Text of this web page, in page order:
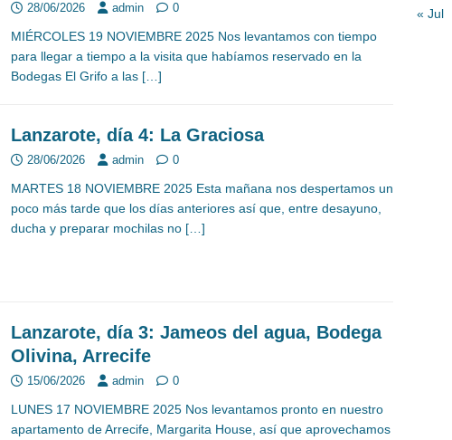
28/06/2026 admin 0
MIÉRCOLES 19 NOVIEMBRE 2025 Nos levantamos con tiempo
para llegar a tiempo a la visita que habíamos reservado en la
Bodegas El Grifo a las […]
Lanzarote, día 4: La Graciosa
28/06/2026 admin 0
MARTES 18 NOVIEMBRE 2025 Esta mañana nos despertamos un
poco más tarde que los días anteriores así que, entre desayuno,
ducha y preparar mochilas no […]
Lanzarote, día 3: Jameos del agua, Bodega
Olivina, Arrecife
15/06/2026 admin 0
LUNES 17 NOVIEMBRE 2025 Nos levantamos pronto en nuestro
apartamento de Arrecife, Margarita House, así que aprovechamos
« Jul